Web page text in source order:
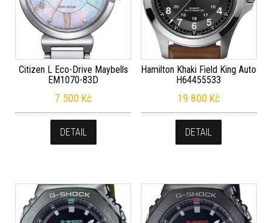
Citizen L Eco-Drive Maybells
EM1070-83D
7 500 Kč
DETAIL
Hamilton Khaki Field King Auto
H64455533
19 800 Kč
DETAIL